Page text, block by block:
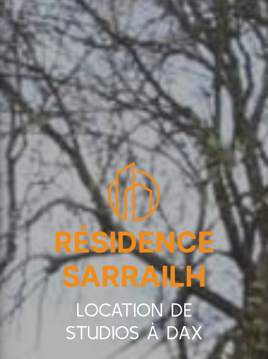
RÉSIDENCE
SARRAILH
LOCATION DE
STUDIOS À DAX